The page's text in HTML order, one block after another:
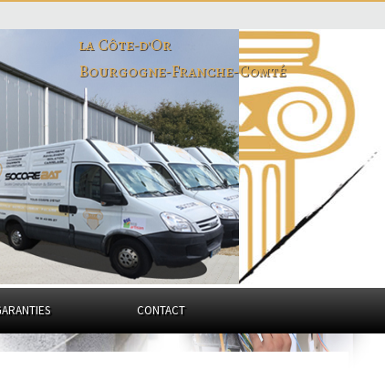
la Côte-d'Or
Bourgogne-Franche-Comté
CONTACT